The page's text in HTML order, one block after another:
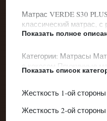
Матрас VERDE S30
классический матрас,
сторон.
Показать полное
Категории: Матрасы
с кокосом Пружинные
матрасы
Показать список
Жесткость 1-ой стороны
Жесткость 2-ой стороны